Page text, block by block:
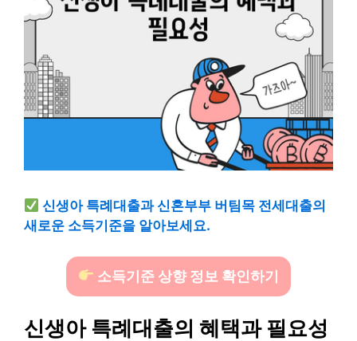
신생아 특례대출과 신혼부부 버팀목 전세대출의
새로운 소득기준을 알아보세요.
소득기준 상향 정보 확인하기
신생아 특례대출의 혜택과 필요성